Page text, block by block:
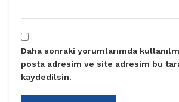
Daha sonraki yorumlarımda
posta adresim ve site adresim bu
kaydedilsin.